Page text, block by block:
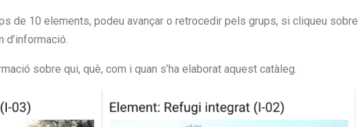
de 10 elements, podeu avançar o retrocedir pels grups, si cliqueu sobre
d’informació.
sobre qui, què, com i quan s’ha elaborat aquest catàleg.